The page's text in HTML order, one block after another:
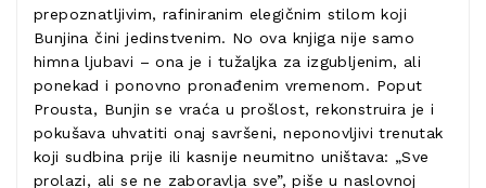
prepoznatljivim, rafiniranim elegičnim stilom koji
Bunjina čini jedinstvenim. No ova knjiga nije samo
himna ljubavi – ona je i tužaljka za izgubljenim, ali
ponekad i ponovno pronađenim vremenom. Poput
Prousta, Bunjin se vraća u prošlost, rekonstruira je i
pokušava uhvatiti onaj savršeni, neponovljivi trenutak
koji sudbina prije ili kasnije neumitno uništava: „Sve
prolazi, ali se ne zaboravlja sve”, piše u naslovnoj